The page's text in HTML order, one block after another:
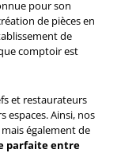
pour son
de pièces en
de
comptoir est
et restaurateurs
espaces. Ainsi, nos
également de
parfaite entre